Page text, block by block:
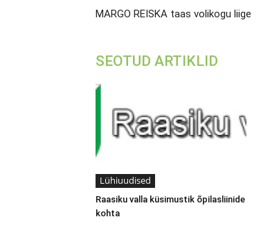
MARGO REISKA taas volikogu liige
SEOTUD ARTIKLID
Lühiuudised
Raasiku valla küsimustik õpilasliinide
kohta